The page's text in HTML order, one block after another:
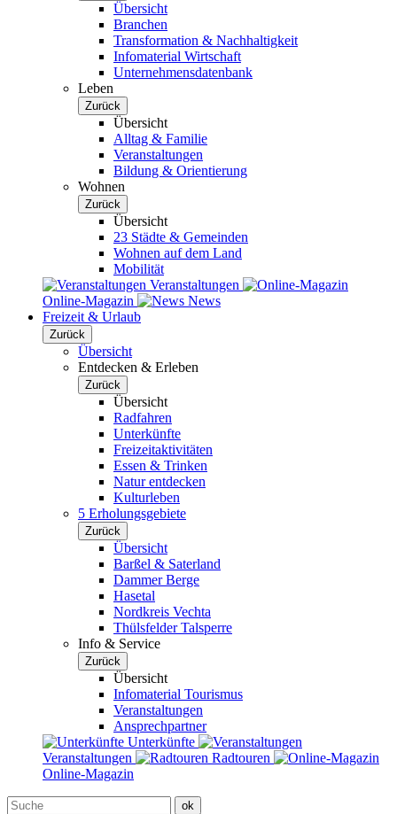
Übersicht
Branchen
Transformation & Nachhaltigkeit
Infomaterial Wirtschaft
Unternehmensdatenbank
Leben
Zurück
Übersicht
Alltag & Familie
Veranstaltungen
Bildung & Orientierung
Wohnen
Zurück
Übersicht
23 Städte & Gemeinden
Wohnen auf dem Land
Mobilität
Veranstaltungen
Online-Magazin
News
Freizeit & Urlaub
Zurück
Übersicht
Entdecken & Erleben
Zurück
Übersicht
Radfahren
Unterkünfte
Freizeitaktivitäten
Essen & Trinken
Natur entdecken
Kulturleben
5 Erholungsgebiete
Zurück
Übersicht
Barßel & Saterland
Dammer Berge
Hasetal
Nordkreis Vechta
Thülsfelder Talsperre
Info & Service
Zurück
Übersicht
Infomaterial Tourismus
Veranstaltungen
Ansprechpartner
Unterkünfte
Veranstaltungen
Radtouren
Online-Magazin